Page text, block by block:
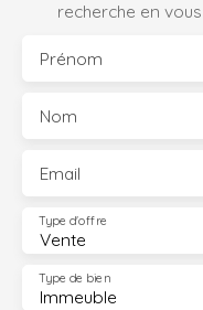
recherche en
Prénom
Nom
Email
Vente
Type d'offre
Immeuble
Type de bien